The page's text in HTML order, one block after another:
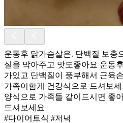
운동후 닭가슴살은. 단백질 보충
실을 막아주고 맛도좋아요 운동
가있고 단백질이 풍부해서 근육
가족이함게 건강식으로 드셔보
양식으로 가족들 같이드시면 좋
드셔보세요
#다이어트식 #저녁